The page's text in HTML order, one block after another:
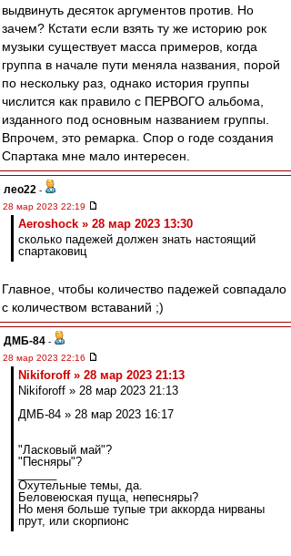
выдвинуть десяток аргументов против. Но
зачем? Кстати если взять ту же историю рок
музыки существует масса примеров, когда
группа в начале пути меняла названия, порой
по нескольку раз, однако история группы
числится как правило с ПЕРВОГО альбома,
изданного под основным названием группы.
Впрочем, это ремарка. Спор о годе создания
Спартака мне мало интересен.
лео22 -
28 мар 2023 22:19
Aeroshock » 28 мар 2023 13:30
сколько падежей должен знать настоящий
спартаковиц
Главное, чтобы количество падежей совпадало
с количеством вставаний ;)
ДМБ-84 -
28 мар 2023 22:16
Nikiforoff » 28 мар 2023 21:13
Nikiforoff » 28 мар 2023 21:13
ДМБ-84 » 28 мар 2023 16:17
"Ласковый май"?
"Песняры"?
Охутельные темы, да.
Беловеюская пуща, непесняры?
Но меня больше тупые три аккорда нирваны
прут, или скорпионс